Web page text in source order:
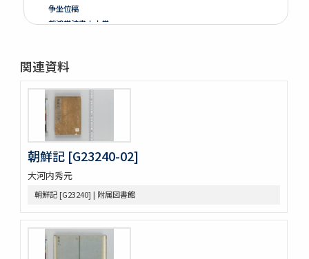
争坐位稿
戯鴻堂法書十六巻
偽絳帖残一巻
拪先塋記
顔氏家廟碑
張遷碑
曹全碑
争坐位稿
古今歴代法帖
朴彭年草書千字文
金麟厚草書千字文
鍾伯敬先生批評水滸伝一百巻一百回
新刻全像忠義水滸誌伝二十五巻一百十五回
関連資料
朝鮮記 [G23240-02]
大河内秀元
朝鮮記 [G23240] | 附属図書館